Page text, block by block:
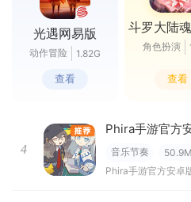
角色扮演
查看
光遇网易版
动作冒险 1.82G
查看
4
Phira手游官方
音乐节奏
50.9M
Phira手游官方安卓